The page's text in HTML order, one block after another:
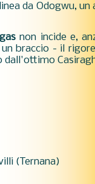
da Odogwu, un
non incide e,
braccio - il
dall'ottimo
(Ternana)